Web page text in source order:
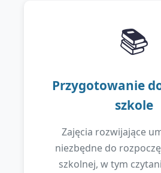
📚
Przygotowanie
szkole
Zajęcia rozwijające
niezbędne do
szkolnej, w tym